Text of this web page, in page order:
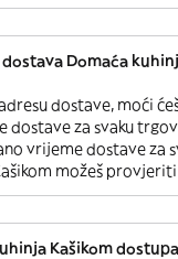
Domaća
dostave, moći
dostave za svaku
vrijeme dostave za
možeš
Kašikom